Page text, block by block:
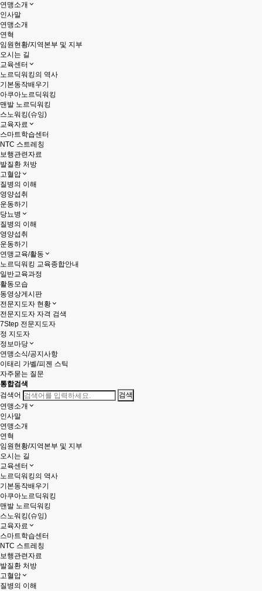
연맹소개
인사말
연맹소개
연혁
임원현황/지역본부 및 지부
오시는 길
교육센터
노르딕워킹의 역사
기본동작배우기
아쿠아노르딕워킹
맨발 노르딕워킹
스노워킹(슈잉)
교육자료
스마트학습센터
NTC 스트레칭
보행관련자료
발질환 처방
고혈압
질병의 이해
영양섭취
운동하기
당뇨병
질병의 이해
영양섭취
운동하기
연맹교육/활동
노르딕워킹 교육종합안내
일반교육과정
활동모습
동영상게시판
전문지도자 현황
전문지도자 자격 검색
7Step 전문지도자
정 지도자
정보마당
연맹소식/공지사항
이태리 가벨/피젠 스틱
자주묻는 질문
통합검색
검색어
연맹소개
인사말
연맹소개
연혁
임원현황/지역본부 및 지부
오시는 길
교육센터
노르딕워킹의 역사
기본동작배우기
아쿠아노르딕워킹
맨발 노르딕워킹
스노워킹(슈잉)
교육자료
스마트학습센터
NTC 스트레칭
보행관련자료
발질환 처방
고혈압
질병의 이해